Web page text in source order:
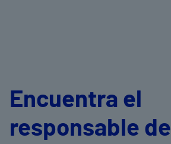
Encuentra el
responsable de